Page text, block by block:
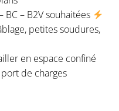
– B2V souhaitées
petites soudures,
en espace confiné
de charges